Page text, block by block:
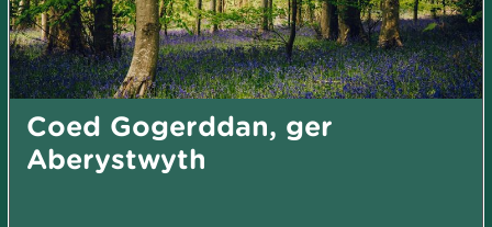
Coed Gogerddan, ger
Aberystwyth